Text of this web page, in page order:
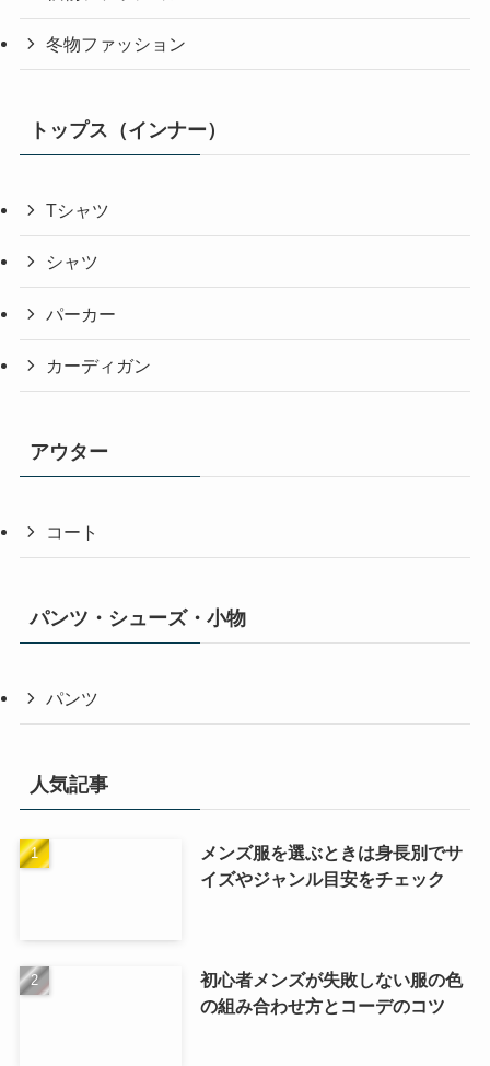
冬物ファッション
トップス（インナー）
Tシャツ
シャツ
パーカー
カーディガン
アウター
コート
パンツ・シューズ・小物
パンツ
人気記事
メンズ服を選ぶときは身長別でサ
イズやジャンル目安をチェック
初心者メンズが失敗しない服の色
の組み合わせ方とコーデのコツ